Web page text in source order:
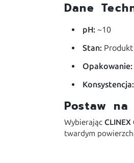
Dane
pH: ~10
Stan:
Opakowanie:
Konsystencja:
Postaw na
WybierającCLINEX
twardym